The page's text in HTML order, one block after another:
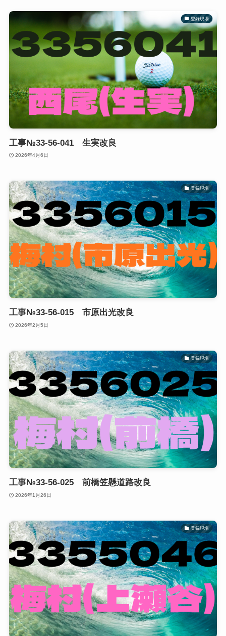
登録現場
工事№33-56-041 生実改良
2026年4月6日
登録現場
工事№33-56-015 市原出光改良
2026年2月5日
登録現場
工事№33-56-025 前橋笠懸道路改良
2026年1月26日
登録現場